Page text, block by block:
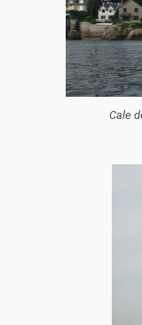
Cale